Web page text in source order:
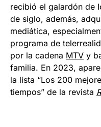
recibió el galardón de
de siglo, además,
mediática,
programa de
por la cadena MTV y
familia.​ En 2023,
la lista “Los 200
tiempos” de la revista